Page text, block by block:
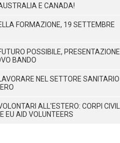
E CANADA!
FORMAZIONE, 19 SETTEMBRE
POSSIBILE, PRESENTAZIONE
BANDO
NEL SETTORE SANITARIO
ALL'ESTERO: CORPI CIVILI
EU AID VOLUNTEERS